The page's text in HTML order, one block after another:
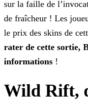
sur la faille de
de fraîcheur ! Les
le prix des skins de
rater de cette sortie,
informations !
Wild Rift,